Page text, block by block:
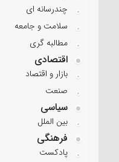
چندرسانه ای
سلامت و جامعه
مطالبه گری
اقتصادی
بازار و اقتصاد
صنعت
سیاسی
بین الملل
فرهنگی
پادکست